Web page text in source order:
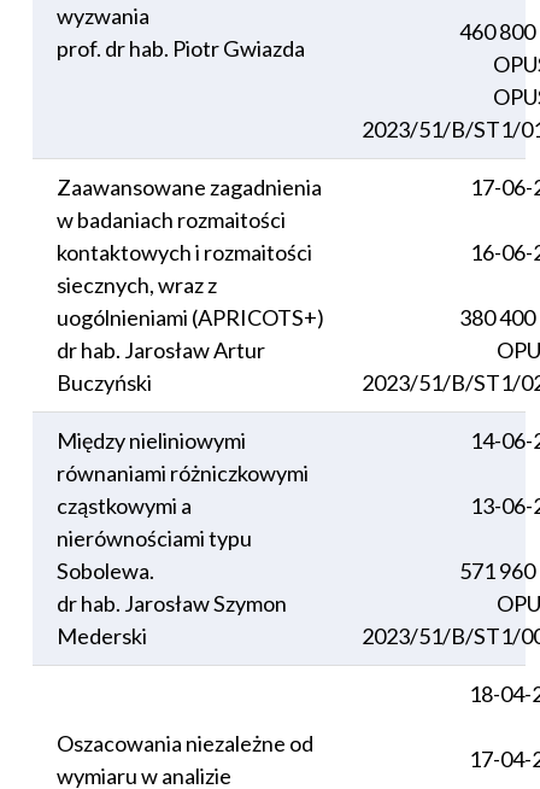
wyzwania
prof. dr hab. Piotr Gwiazda
460 800
2023/51/B/ST1/
Zaawansowane zagadnienia
w badaniach rozmaitości
kontaktowych i rozmaitości
siecznych, wraz z
uogólnieniami (APRICOTS+)
dr hab. Jarosław Artur
Buczyński
17-06-
16-06-
380
2023/51/B/ST1/
Między nieliniowymi
równaniami różniczkowymi
cząstkowymi a
nierównościami typu
Sobolewa.
dr hab. Jarosław Szymon
Mederski
14-06-
13-06-
571
2023/51/B/ST1/
Oszacowania niezależne od
wymiaru w analizie
18-04-
17-04-